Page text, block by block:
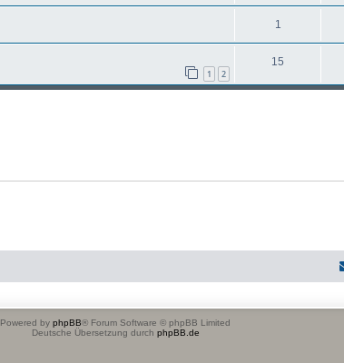
1
1 2
15
Powered by phpBB® Forum Software © phpBB Limited
Deutsche Übersetzung durch phpBB.de